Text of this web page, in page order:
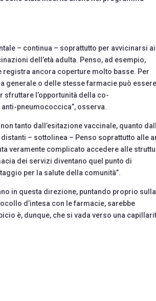
– continua – soprattutto per avvicinarsi ai
dell’età adulta. Penso, ad esempio,
registra ancora coperture molto basse. Per
generale o delle stesse farmacie può essere
sfruttare l’opportunità della co-
pneumococcica”, osserva.
tanto dall’esitazione vaccinale, quanto
– sottolinea – Penso soprattutto alle
veramente complicato accedere alle
dei servizi diventano quel punto di
per la salute della comunità”.
in questa direzione, puntando proprio sulla
d’intesa con le farmacie, sarebbe
è, dunque, che si vada verso una